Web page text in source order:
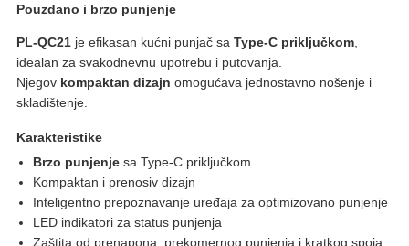
Pouzdano i brzo punjenje
PL-QC21 je efikasan kućni punjač sa Type-C priključkom
idealan za svakodnevnu upotrebu i putovanja.
Njegov kompaktan dizajn omogućava jednostavno nošenje i
skladištenje.
Karakteristike
Brzo punjenje sa Type-C priključkom
Kompaktan i prenosiv dizajn
Inteligentno prepoznavanje uređaja za optimizovano punjenje
LED indikatori za status punjenja
Zaštita od prenapona, prekomernog punjenja i kratkog spoja